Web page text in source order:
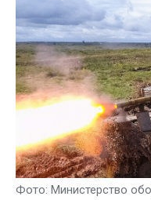
Фото: Министерство